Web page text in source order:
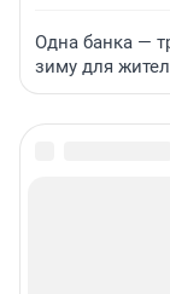
Одна банка —
зиму для